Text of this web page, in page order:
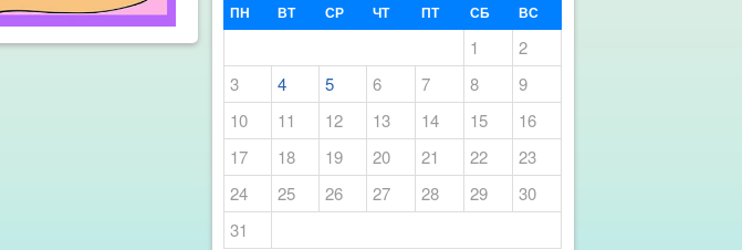
ПН ВТ СР ЧТ ПТ СБ ВС
1
2
3
4 5 6 7 8
9
10
11 12 13 14 15
16
17
18 19 20 21 22
23
24
25 26 27 28 29
30
31